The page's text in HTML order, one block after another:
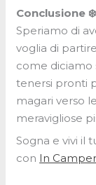
Conclusione
Speriamo di
voglia di
come diciamo
tenersi pronti
magari verso
meravigliose
Sogna e vivi il
con In